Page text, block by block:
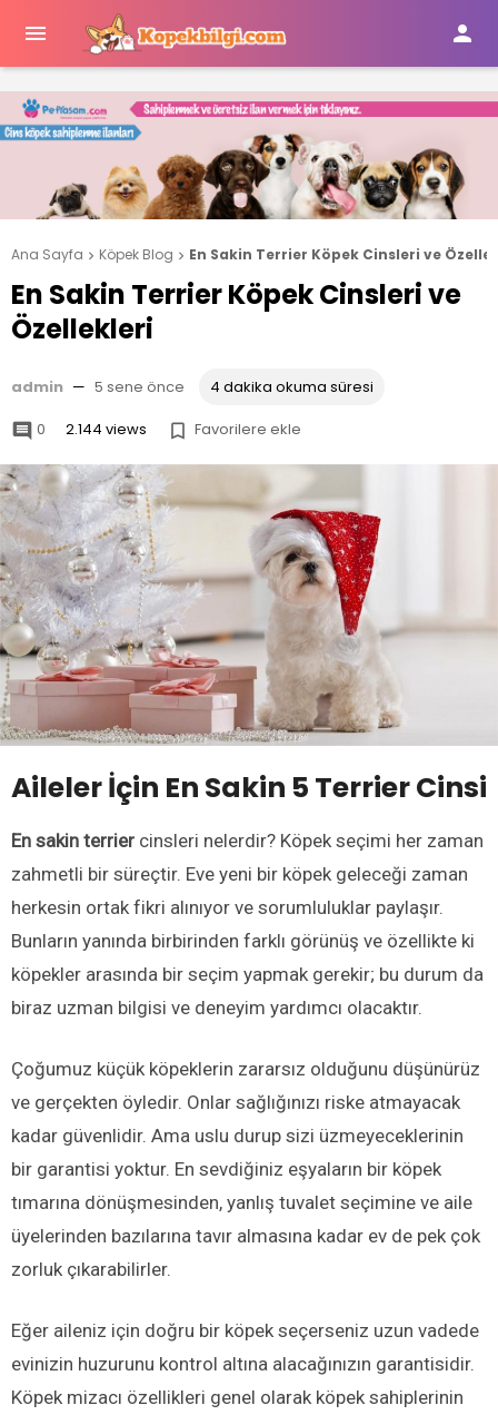
 
Ana Sayfa  Köpek Blog  En Sakin Terrier Köpek Cinsleri ve
En Sakin Terrier Köpek Cinsleri ve
Özellekleri
admin — 5 sene önce 4 dakika okuma süresi
 0 2.144 views  Favorilere ekle
Aileler İçin En Sakin 5 Terrier Cinsi
En sakin terrier cinsleri nelerdir? Köpek seçimi her zaman
zahmetli bir süreçtir. Eve yeni bir köpek geleceği zaman
herkesin ortak fikri alınıyor ve sorumluluklar paylaşır.
Bunların yanında birbirinden farklı görünüş ve özellikte ki
köpekler arasında bir seçim yapmak gerekir; bu durum da
biraz uzman bilgisi ve deneyim yardımcı olacaktır.
Çoğumuz küçük köpeklerin zararsız olduğunu düşünürüz
ve gerçekten öyledir. Onlar sağlığınızı riske atmayacak
kadar güvenlidir. Ama uslu durup sizi üzmeyeceklerinin
bir garantisi yoktur. En sevdiğiniz eşyaların bir köpek
tımarına dönüşmesinden, yanlış tuvalet seçimine ve aile
üyelerinden bazılarına tavır almasına kadar ev de pek çok
zorluk çıkarabilirler.
Eğer aileniz için doğru bir köpek seçerseniz uzun vadede
evinizin huzurunu kontrol altına alacağınızın garantisidir.
Köpek mizacı özellikleri genel olarak köpek sahiplerinin